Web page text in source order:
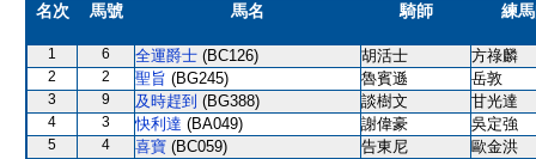
名次 馬號 馬名 騎師 練
1 6 全運爵士 (BC126) 胡活士 方祿麟
2 2 聖旨 (BG245) 魯賓遜 岳敦
3 9 及時趕到 (BG388) 談樹文 甘光達
4 3 快利達 (BA049) 謝偉豪 吳定強
5 4 喜寶 (BC059) 告東尼 歐金洪